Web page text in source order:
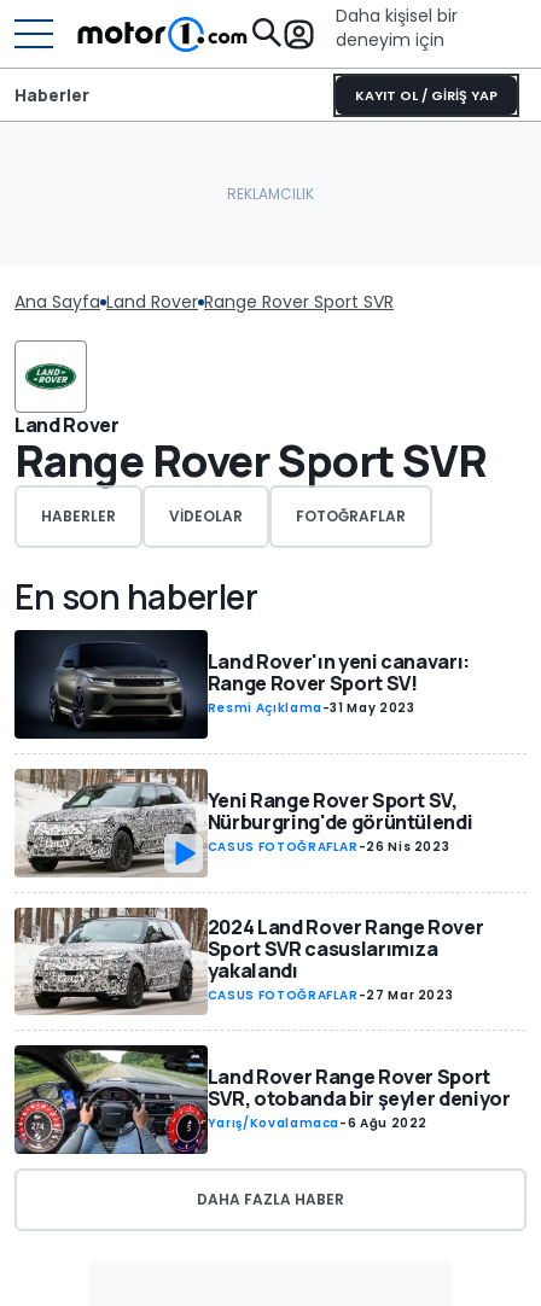
Daha kişisel bir
deneyim için
KAYIT OL / GİRİŞ YAP
Haberler
Ana Sayfa Land Rover Range Rover Sport SVR
Land Rover
Range Rover Sport SVR
HABERLER VIDEOLAR FOTOĞRAFLAR
En son haberler
Land Rover'ın yeni canavarı:
Range Rover Sport SV!
Resmi Açıklama-31 May 2023
Yeni Range Rover Sport SV,
Nürburgring'de görüntülendi
CASUS FOTOĞRAFLAR -26 Nis 2023
2024 Land Rover Range Rover
Sport SVR casuslarımıza
yakalandı
CASUS FOTOĞRAFLAR -27 Mar 2023
Land Rover Range Rover Sport
SVR, otobanda bir şeyler deniyor
Yarış/Kovalamaca-6 Ağu 2022
DAHA FAZLA HABER